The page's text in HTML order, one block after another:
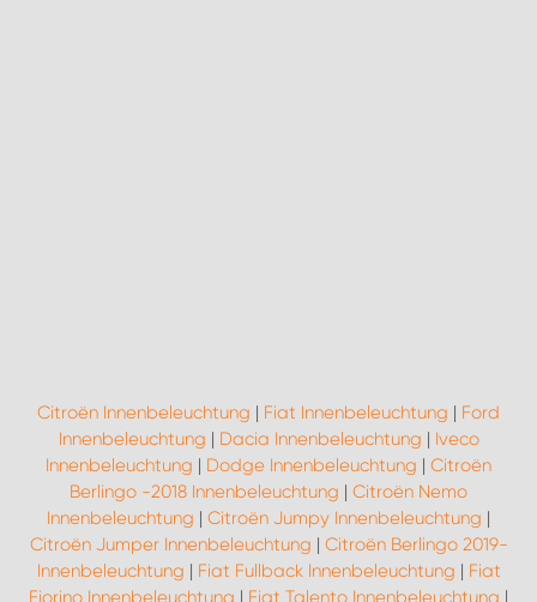
Citroën Innenbeleuchtung | Fiat Innenbeleuchtung | Ford
Innenbeleuchtung | Dacia Innenbeleuchtung | Iveco
Innenbeleuchtung | Dodge Innenbeleuchtung | Citroën
Berlingo -2018 Innenbeleuchtung | Citroën Nemo
Innenbeleuchtung | Citroën Jumpy Innenbeleuchtung |
Citroën Jumper Innenbeleuchtung | Citroën Berlingo 2019-
Innenbeleuchtung | Fiat Fullback Innenbeleuchtung | Fiat
Fiorino Innenbeleuchtung | Fiat Talento Innenbeleuchtung |